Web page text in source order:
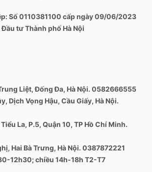
Số 0110381100 cấp ngày 09/06/2023
tư Thành phố Hà Nội
Liệt, Đống Đa, Hà Nội. 0582666555
Dịch Vọng Hậu, Cầu Giấy, Hà Nội.
La, P.5, Quận 10, TP Hồ Chí Minh.
Hai Bà Trưng, Hà Nội. 0387872221
12h30; chiều 14h-18h T2-T7